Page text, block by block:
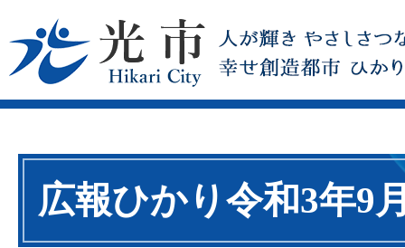
広報ひかり令和3年9